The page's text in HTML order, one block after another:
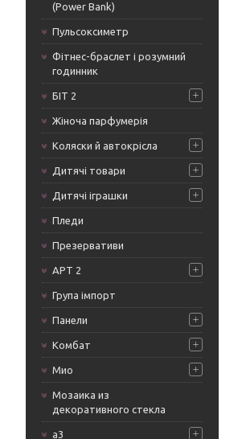
(Power Bank)
Пульсоксиметр
Фітнес-браслет і розумний
годинник
БІТ 2
Жіноча парфумерія
Коляски й автокрісла
Дитячі товари
Дитячі іграшки
Пледи
Презервативи
АРТ 2
Група імпорт
Панели
Комбат
Мио
Мозаика из
декоративного стекла
а3